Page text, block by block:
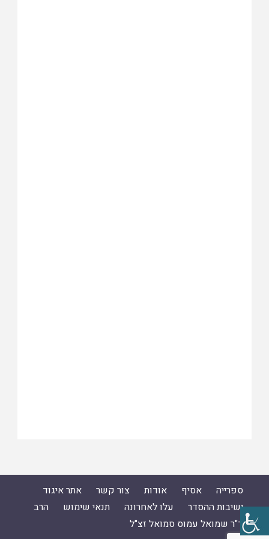
ספרייה אסיף אודות צור קשר
אתר איגוד
ישיבות ההסדר
עלו לאחרונה תנאי שימוש
הרב
ד"ר שמואל עמוס סמואל זצ"ל